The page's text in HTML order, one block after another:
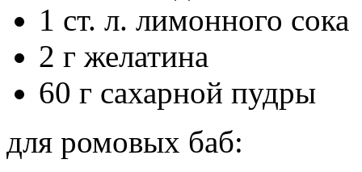
1 ст. л. лимонного сока
2 г желатина
60 г сахарной пудры
для ромовых баб: